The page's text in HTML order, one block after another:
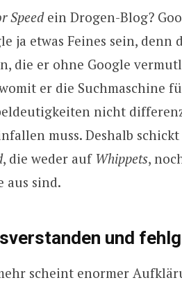
Speedein Drogen-Blog?
ja etwas Feines sein,
die er ohne Google
er die Suchmaschine
nicht
muss. Deshalb
, die weder auf Whippets,
aus sind.
und
scheint enormer